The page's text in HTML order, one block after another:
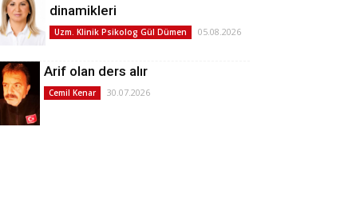
dinamikleri
Uzm. Klinik Psikolog Gül Dümen 05.08.2026
Arif olan ders alır
Cemil Kenar 30.07.2026